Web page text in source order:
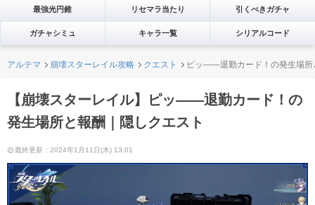
最強光円錐 リセマラ当たり 引くべきガチャ
ガチャシミュ キャラ一覧 シリアルコード
アルテマ 崩壊スターレイル攻略 クエスト ピッ――退勤カード！の発生場所
【崩壊スターレイル】ピッ――退勤カード！の
発生場所と報酬｜隠しクエスト
最終更新：2024年1月11日(木) 13:01